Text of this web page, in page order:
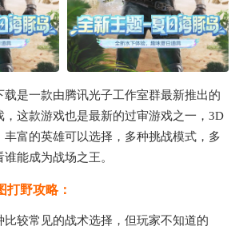
载是一款由腾讯光子工作室群最新推出的
，这款游戏也是最新的过审游戏之一，3D
丰富的英雄可以选择，多种挑战模式，多
能成为战场之王。
打野攻略：
比较常见的战术选择，但玩家不知道的